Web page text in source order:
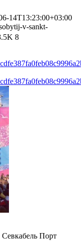
14T13:23:00+03:00
v-sankt-
8
Севкабель Порт